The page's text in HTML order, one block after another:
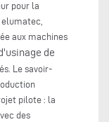
pour la
elumatec,
aux machines
de
Le savoir-
pilote : la
des